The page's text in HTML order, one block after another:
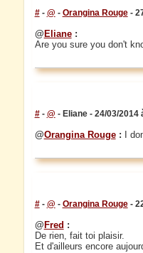
#- @ - Orangina Rouge-
@ Eliane:
Are you sure you don't
#- @ - Eliane - 24/03/2014
@Orangina Rouge: I
#- @ - Orangina Rouge-
@ Fred :
De rien, fait toi plaisir.
Et d'ailleurs encore